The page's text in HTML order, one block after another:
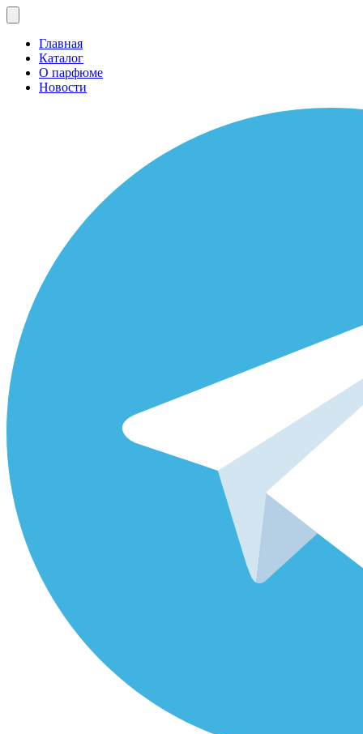
Главная
Каталог
О парфюме
Новости